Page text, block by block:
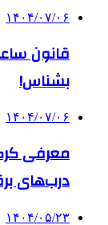
۱۴۰۴/۰۷/۰۶
بشناس!
۱۴۰۴/۰۷/۰۶
درب‌های
۱۴۰۴/۰۵/۲۳